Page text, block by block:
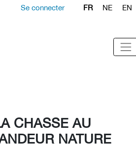
Se connecter FR NE EN
CHASSE AU
NATURE